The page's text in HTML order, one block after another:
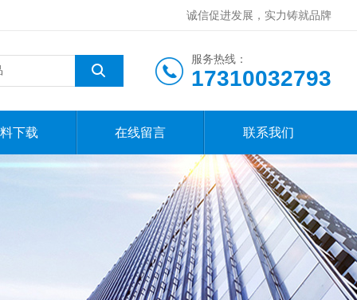
诚信促进发展，实力铸就品牌
服务热线：
17310032793
下载 在线留言 联系我们